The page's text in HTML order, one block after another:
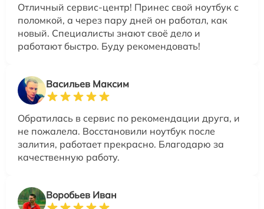
Отличный сервис-центр! Принес свой ноутбук с
поломкой, а через пару дней он работал, как
новый. Специалисты знают своё дело и
работают быстро. Буду рекомендовать!
Васильев Максим
Обратилась в сервис по рекомендации друга, и
не пожалела. Восстановили ноутбук после
залития, работает прекрасно. Благодарю за
качественную работу.
Воробьев Иван